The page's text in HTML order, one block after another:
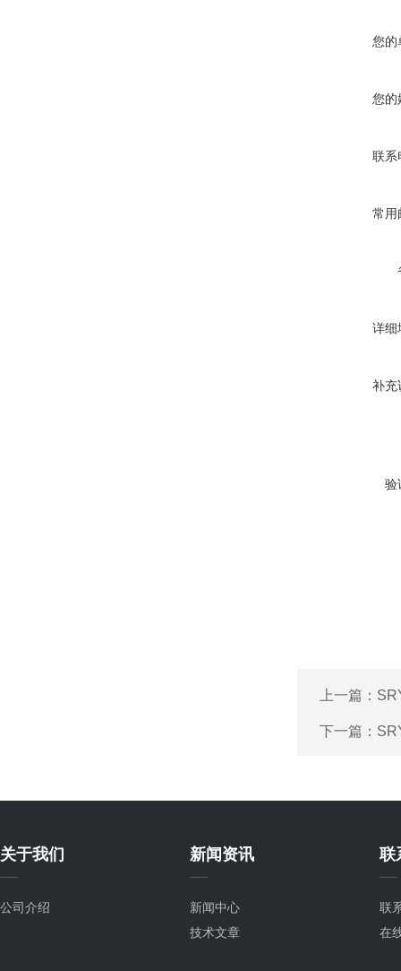
您的
您的
联系
常用
详细
补充
验
上一篇：
下一篇：
关于我们
公司介绍
新闻资讯
新闻中心
技术文章
联
联
在